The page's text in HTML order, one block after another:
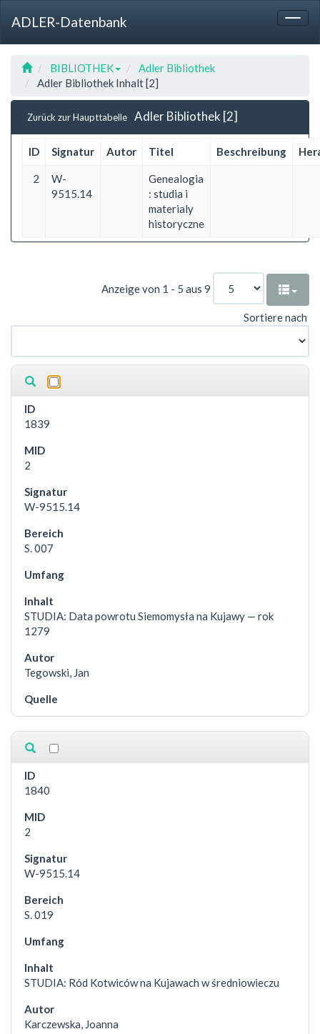
zur
zum
zur
Referenz
ADLER-Datenbank
BIBLIOTHEK
Adler Bibliothek
Adler Bibliothek Inhalt [2]
Zurück zur Haupttabelle Adler Bibliothek [2]
ID Signatur Autor Titel Beschreibung
2
W-
9515.14
Genealogia
: studia i
materialy
historyczne
Anzeige von 1 - 5 aus 9
Sortiere nach
1839
2
W-9515.14
S. 007
STUDIA: Data powrotu Siemomysła na Kujawy — rok
1279
Tegowski, Jan
1840
2
W-9515.14
S. 019
STUDIA: Ród Kotwiców na Kujawach w średniowieczu
Karczewska, Joanna